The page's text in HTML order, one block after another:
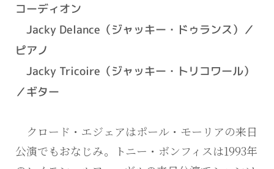
コーディオン
Jacky Delance（ジャッキー・ドゥランス）／
ピアノ
Jacky Tricoire（ジャッキー・トリコワール）
／ギター
クロード・エジェアはポール・モーリアの来日
公演でもおなじみ。トニー・ボンフィスは1993年